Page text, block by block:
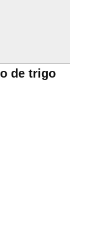
de trigo